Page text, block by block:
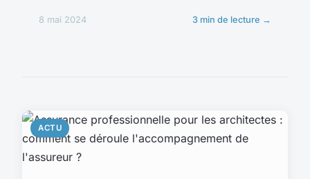
8 mai 2024 3 min de lecture →
ACTU